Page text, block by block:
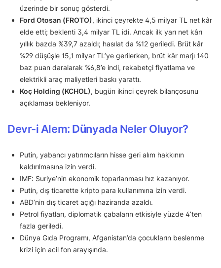
üzerinde bir sonuç gösterdi.
Ford Otosan (FROTO), ikinci çeyrekte 4,5 milyar TL net kâr
elde etti; beklenti 3,4 milyar TL idi. Ancak ilk yarı net kârı
yıllık bazda %39,7 azaldı; hasılat da %12 geriledi. Brüt kâr
%29 düşüşle 15,1 milyar TL’ye gerilerken, brüt kâr marjı 140
baz puan daralarak %6,8’e indi, rekabetçi fiyatlama ve
elektrikli araç maliyetleri baskı yarattı.
Koç Holding (KCHOL), bugün ikinci çeyrek bilançosunu
açıklaması bekleniyor.
Devr-i Alem: Dünyada Neler Oluyor?
Putin, yabancı yatırımcıların hisse geri alım hakkının
kaldırılmasına izin verdi.
IMF: Suriye’nin ekonomik toparlanması hız kazanıyor.
Putin, dış ticarette kripto para kullanımına izin verdi.
ABD’nin dış ticaret açığı haziranda azaldı.
Petrol fiyatları, diplomatik çabaların etkisiyle yüzde 4’ten
fazla geriledi.
Dünya Gıda Programı, Afganistan’da çocukların beslenme
krizi için acil fon arayışında.